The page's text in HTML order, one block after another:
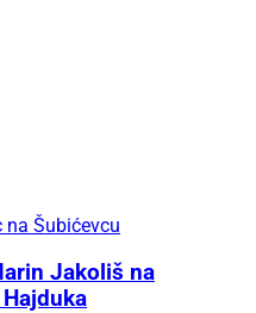
na Šubićevcu
Jakoliš na